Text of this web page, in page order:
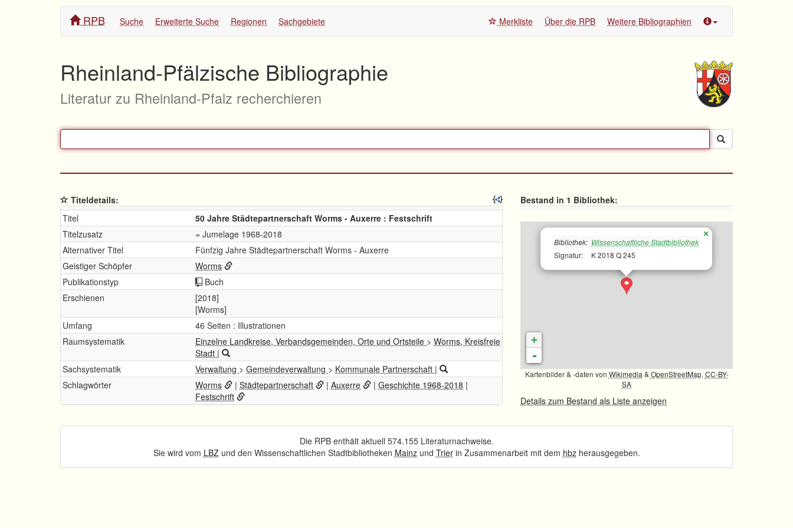
RPB Suche Erweiterte Suche Regionen Sachgebiete Merkliste Über die RPB Weitere Bibliographien
Rheinland-Pfälzische Bibliographie
Literatur zu Rheinland-Pfalz recherchieren
Titeldetails:
Titel
50 Jahre Städtepartnerschaft Worms - Auxerre : Festschrift
Titelzusatz
= Jumelage 1968-2018
Alternativer Titel
Fünfzig Jahre Städtepartnerschaft Worms - Auxerre
Geistiger Schöpfer
Worms
Publikationstyp
Buch
Erschienen
[2018]
[Worms]
Umfang
46 Seiten : Illustrationen
Raumsystematik
Einzelne Landkreise, Verbandsgemeinden, Orte und Ortsteile > Worms, Kreisfreie
Stadt |
Sachsystematik
Verwaltung > Gemeindeverwaltung > Kommunale Partnerschaft |
Schlagwörter
Worms | Städtepartnerschaft | Auxerre | Geschichte 1968-2018 |
Festschrift
Bestand in 1 Bibliothek:
×
Bibliothek: Wissenschaftliche Stadtbibliothek
Signatur:
K 2018 Q 245
+
-
Kartenbilder & -daten von Wikimedia & OpenStreetMap, CC-BY-
SA
Details zum Bestand als Liste anzeigen
Die RPB enthält aktuell 574.155 Literaturnachweise.
Sie wird vom LBZund den Wissenschaftlichen Stadtbibliotheken Mainzund Trierin Zusammenarbeit mit dem hbzherausgegeben.